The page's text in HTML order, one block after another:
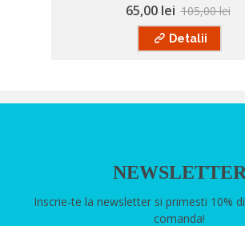
65,00 lei 105,00 lei
Detalii
NEWSLETTER
Inscrie-te la newsletter si primesti 10%
comanda!